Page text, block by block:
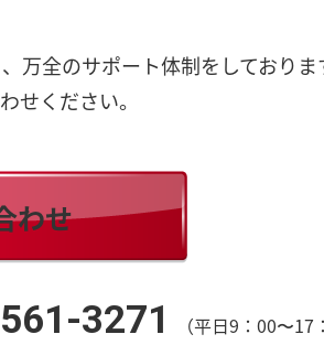
万全のサポート体制をしておりま
せください。
わせ
3271 （平日9：00〜17